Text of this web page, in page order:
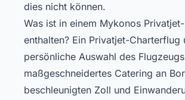
dies nicht können.
Was ist in einem Mykonos
enthalten? Ein Privatjet-Charterflug
persönliche Auswahl des
maßgeschneidertes Catering an
beschleunigten Zoll und